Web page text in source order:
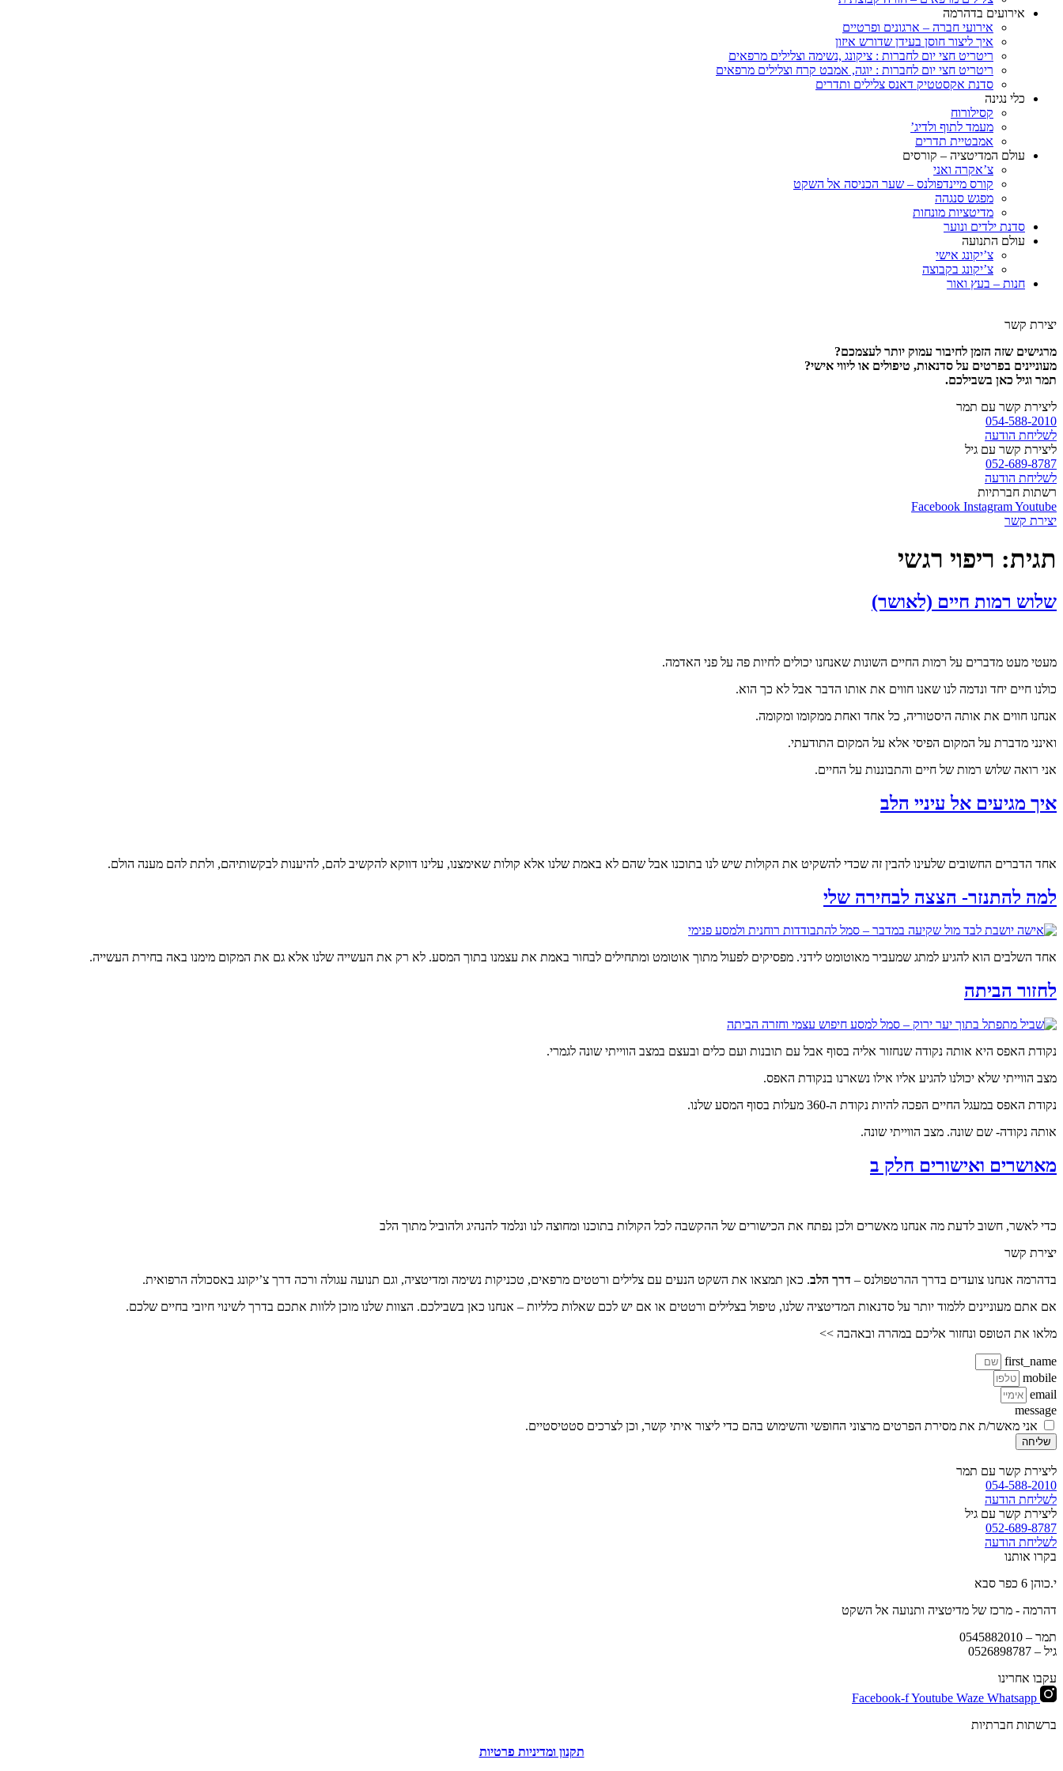
אירועים בדהרמה
אירועי חברה – ארגונים ופרטיים
איך ליצור חוסן בעידן שדורש איזון
ריטריט חצי יום לחברות : ציקונג ,נשימה וצלילים מרפאים
ריטריט חצי יום לחברות : יוגה, אמבט קרח וצלילים מרפאים
סדנת אקסטטיק דאנס צלילים ותדרים
כלי נגינה
קסילורוח
מעמד לתוף ולדיג’
אמבטיית תדרים
עולם המדיטציה – קורסים
צ’אקרה ואני
קורס מיינדפולנס – שער הכניסה אל השקט
מפגש סנגהה
מדיטציות מונחות
סדנת ילדים ונוער
עולם התנועה
צ’יקונג אישי
צ’יקונג בקבוצה
חנות – בעץ ואור
יצירת קשר
מרגישים שזה הזמן לחיבור עמוק יותר לעצמכם?
מעוניינים בפרטים על סדנאות, טיפולים או ליווי אישי?
תמר וגיל כאן בשבילכם.
ליצירת קשר עם תמר
054-588-2010
לשליחת הודעה
ליצירת קשר עם גיל
052-689-8787
לשליחת הודעה
רשתות חברתיות
Facebook InstagramYoutube
יצירת קשר
תגית: ריפוי רגשי
שלוש רמות חיים (לאושר)
מעטי מעט מדברים על רמות החיים השונות שאנחנו יכולים לחיות פה על פני האדמה.
כולנו חיים יחד ונדמה לנו שאנו חווים את אותו הדבר אבל לא כך הוא.
אנחנו חווים את אותה היסטוריה, כל אחד ואחת ממקומו ומקומה.
ואינני מדברת על המקום הפיסי אלא על המקום התודעתי.
אני רואה שלוש רמות של חיים והתבוננות על החיים.
איך מגיעים אל עיניי הלב
אחד הדברים החשובים שלעינו להבין זה שכדי להשקיט את הקולות שיש לנו בתוכנו אבל שהם לא באמת שלנו אלא קולות שאימצנו, עלינו דווקא להקשיב להם, להיענות לבקשותיהם, ולתת להם מענה הולם.
למה להתנזר- הצצה לבחירה שלי
אחד השלבים הוא להגיע למתג שמעביר מאוטומט לידני. מפסיקים לפעול מתוך אוטומט ומתחילים לבחור באמת את עצמנו בתוך המסע. לא רק את העשייה שלנו אלא גם את המקום מימנו באה בחירת העשייה.
לחזור הביתה
נקודת האפס היא אותה נקודה שנחזור אליה בסוף אבל עם תובנות ועם כלים ובעצם במצב הווייתי שונה לגמרי.
מצב הווייתי שלא יכולנו להגיע אליו אילו נשארנו בנקודת האפס.
נקודת האפס במעגל החיים הפכה להיות נקודת ה-360 מעלות בסוף המסע שלנו.
אותה נקודה- שם שונה. מצב הווייתי שונה.
מאושרים ואישורים חלק ב
כדי לאשר, חשוב לדעת מה אנחנו מאשרים ולכן נפתח את הכישורים של ההקשבה לכל הקולות בתוכנו ומחוצה לנו ונלמד להנהיג ולהוביל מתוך הלב
יצירת קשר
בדהרמה אנחנו צועדים בדרך ההרטפולנס – דרך הלב. כאן תמצאו את השקט הנעים עם צלילים ורטטים מרפאים, טכניקות נשימה ומדיטציה, וגם תנועה עגולה ורכה דרך צ’יקונג באסכולה הרפואית.
אם אתם מעוניינים ללמוד יותר על סדנאות המדיטציה שלנו, טיפול בצלילים ורטטים או אם יש לכם שאלות כלליות – אנחנו כאן בשבילכם. הצוות שלנו מוכן ללוות אתכם בדרך לשינוי חיובי בחיים שלכם.
מלאו את הטופס ונחזור אליכם במהרה ובאהבה >>
first_name
mobile
email
message
אני מאשר/ת את מסירת הפרטים מרצוני החופשי והשימוש בהם כדי ליצור איתי קשר, וכן לצרכים סטטיסטיים.
שליחה
ליצירת קשר עם תמר
054-588-2010
לשליחת הודעה
ליצירת קשר עם גיל
052-689-8787
לשליחת הודעה
בקרו אותנו
י.כוהן 6 כפר סבא
דהרמה - מרכז של מדיטציה ותנועה אל השקט
תמר – 0545882010
גיל – 0526898787
עקבו אחרינו
Facebook-fYoutube Waze Whatsapp
ברשתות חברתיות
תקנון ומדיניות פרטיות